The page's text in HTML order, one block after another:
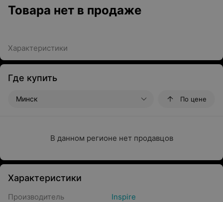
Товара нет в продаже
Характеристики
Где купить
Минск По цене
В данном регионе нет продавцов
Характеристики
Производитель
Inspire